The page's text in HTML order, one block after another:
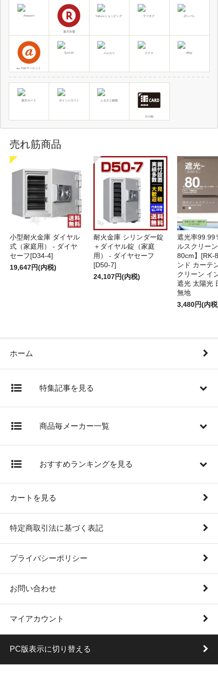
Amazon
楽天市場
Yahooショッピング ヤフオク ポンパレ
au PAYマーケット
Qoo10 メルカリ ラクマ eBay
楽天カード ポイントサイト ふるさと納税
その他
売れ筋商品
小型耐火金庫 ダイヤル
式（家庭用） - ダイヤ
セーフ[D34-4]
19,647円(内税)
耐火金庫 シリンダー錠
＋ダイヤル錠（家庭
用） - ダイヤセーフ
[D50-7]
24,107円(内税)
遮光率99.99
ルスクリー
80cm】[RK-
ンド カーテ
クリーン イ
遮光 太陽光
無地
3,480円(内
ホーム
特集記事を見る
商品毎メーカー一覧
おすすめランキングを見る
カートを見る
特定商取引法に基づく表記
プライバシーポリシー
お問い合わせ
マイアカウント
PC版表示に切り替える